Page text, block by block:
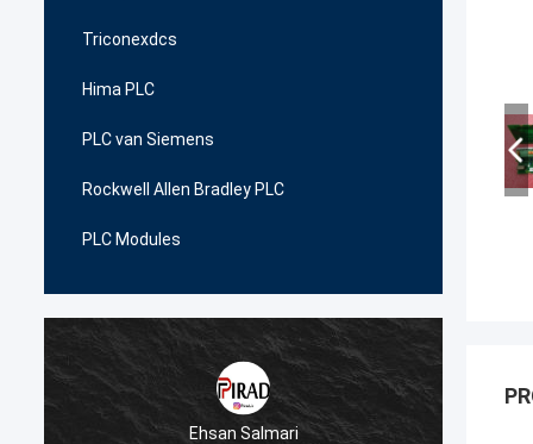
Triconexdcs
Hima PLC
PLC van Siemens
Rockwell Allen Bradley PLC
PLC Modules
Ehsan Salmari